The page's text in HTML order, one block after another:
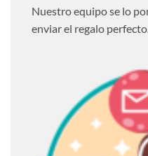
Nuestro equipo se lo
enviar el regalo